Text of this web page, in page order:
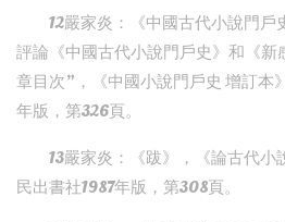
12嚴家炎：《中國古代小說門
評論《中國古代小說門戶史》和《新
章目次”，《中國小說門戶史 增訂本
年版，第326頁。
13嚴家炎：《跋》，《論古代小
民出書社1987年版，第308頁。